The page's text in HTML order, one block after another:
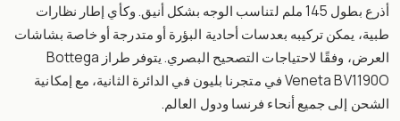
أذرع بطول 145 ملم لتناسب الوجه بشكل أنيق. وكأي إطار نظارات
طبية، يمكن تركيبه بعدسات أحادية البؤرة أو متدرجة أو خاصة بشاشات
العرض، وفقًا لاحتياجات التصحيح البصري. يتوفر طراز Bottega
Veneta BV1190O في متجرنا بليون في الدائرة الثانية، مع إمكانية
الشحن إلى جميع أنحاء فرنسا ودول العالم.